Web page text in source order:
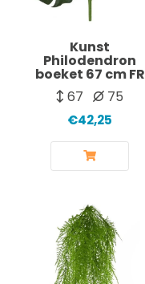
Kunst
Philodendron
boeket 67 cm FR
67
75
€42,25